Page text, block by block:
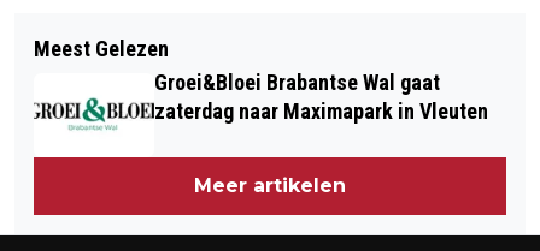
VERWARD PERSOON ZORGT VOOR
ONRUST HEININGENFLAT
KOM 5 NOVEMBER HELPEN IN HET
MARKIEZAATSGEBIED OF OP
LANDGOED DE VIJVERHOEVE
Meest Gelezen
Groei&Bloei Brabantse Wal gaat
zaterdag naar Maximapark in Vleuten
Meer artikelen